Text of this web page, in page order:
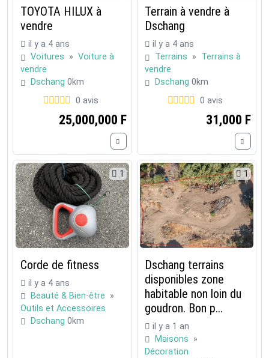
TOYOTA HILUX à
vendre
il y a 4 ans
Voitures » Voiture à
vendre
Dschang 0km
0 avis
25,000,000 F
Terrain à vendre à
Dschang
il y a 4 ans
Terrains » Terrains à
vendre
Dschang 0km
0 avis
31,000 F
1
Corde de fitness
il y a 4 ans
Beauté & Bien-être »
Outils et Accessoires
Dschang 0km
1
Dschang terrains
disponibles zone
habitable non loin du
goudron. Bon p...
il y a 1 an
Maisons »
Décoration